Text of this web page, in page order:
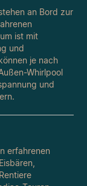
an Bord zur
ist mit
und
je nach
Whirlpool
und
erfahrenen